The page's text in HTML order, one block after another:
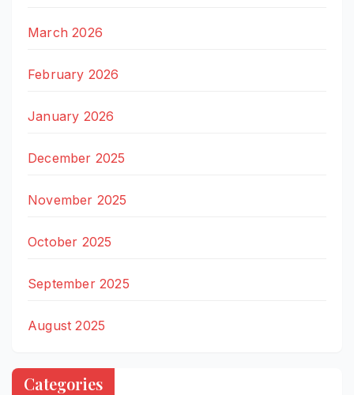
March 2026
February 2026
January 2026
December 2025
November 2025
October 2025
September 2025
August 2025
Categories